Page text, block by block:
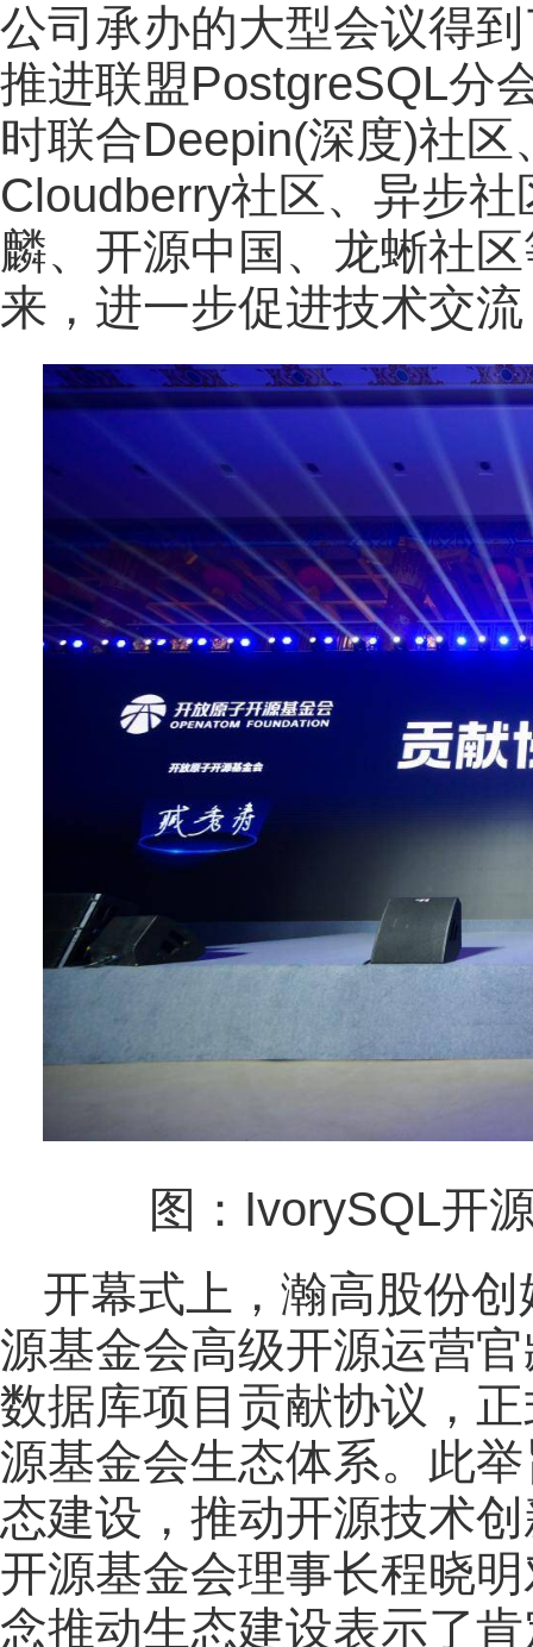
公司承办的大型会议得
推进联盟PostgreSQL分
时联合Deepin(深度)社
Cloudberry社区、异步
麟、开源中国、龙蜥社
来，进一步促进技术交
图：IvorySQL开
开幕式上，瀚高股份
源基金会高级开源运营
数据库项目贡献协议，
源基金会生态体系。此
态建设，推动开源技术
开源基金会理事长程晓
念推动生态建设表示了